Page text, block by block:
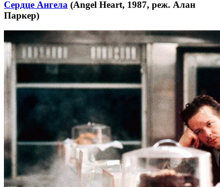
Сердце Ангела (Angel Heart, 1987, реж. Алан
Паркер)